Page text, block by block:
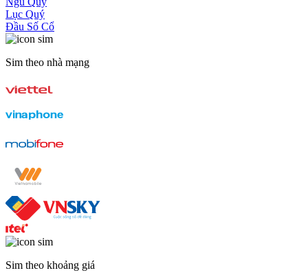
Lục Quý
Đầu Số Cổ
Sim theo nhà mạng
Sim theo khoảng giá